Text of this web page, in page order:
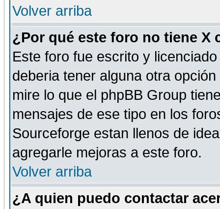
Volver arriba
¿Por qué este foro no tiene X
Este foro fue escrito y
deberia tener alguna otra
mire lo que el phpBB Group
mensajes de ese tipo en los
Sourceforge estan llenos de
agregarle mejoras a este foro.
Volver arriba
¿A quien puedo contactar